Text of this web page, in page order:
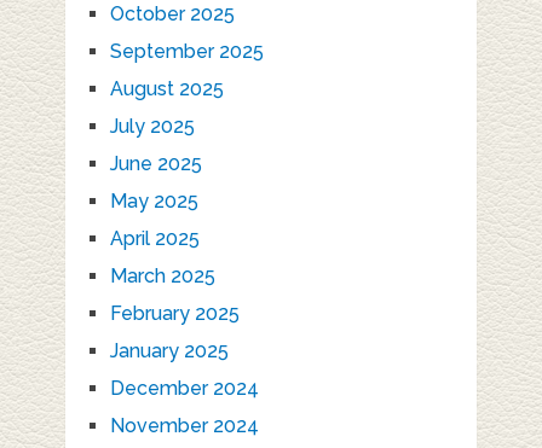
October 2025
September 2025
August 2025
July 2025
June 2025
May 2025
April 2025
March 2025
February 2025
January 2025
December 2024
November 2024